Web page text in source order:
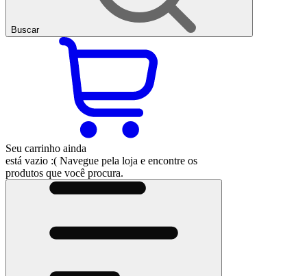
Buscar
Seu carrinho ainda
está vazio :( Navegue pela loja e encontre os
produtos que você procura.